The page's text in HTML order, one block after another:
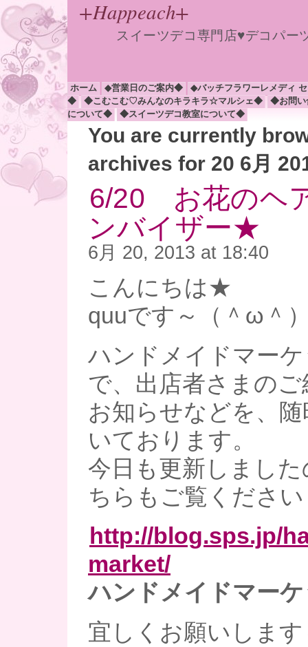
+Happeach+
スイーツデコ専門店♥デコパ
ホーム ◆営業日のご案内◆
◆バッチフラワーレメディ
◆
◆こむこむ♡みんなのキラキラ☆マルシェ◆
◆お問
について◆
◆スイーツデコ教室について◆
You are currently
archives for 20 6月
6/20 お花のヘ
ンバイザー★
6月 20, 2013 at 18:40
こんにちは★
quuです～（＾ω＾
ハンドメイドマー
で、出店者さまのご
お知らせなどを、
いております。
今日も更新しまし
ちらもご覧くださ
http://blog.sps.jp/
market/
ハンドメイドマー
宜しくお願いします